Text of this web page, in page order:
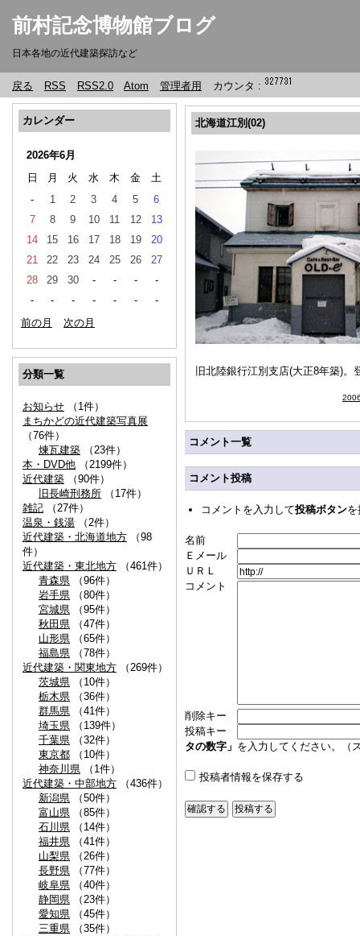
前村記念博物館ブログ
日本各地の近代建築探訪など
戻る RSS RSS2.0 Atom 管理者用 カウンタ :
カレンダー
2026年6月
日
月 火 水 木 金
土
-
1 2 3 4 5
6
7
8 9 10 11 12
13
14
15 16 17 18 19
20
21
22 23 24 25 26
27
28
29 30 - - -
-
-
- - - - -
-
前の月
次の月
分類一覧
お知らせ （1件）
まちかどの近代建築写真展
（76件）
煉瓦建築 （23件）
本・DVD他 （2199件）
近代建築 （90件）
旧長崎刑務所 （17件）
雑記 （27件）
温泉・銭湯 （2件）
近代建築・北海道地方 （98
件）
近代建築・東北地方 （461件）
青森県 （96件）
岩手県 （80件）
宮城県 （95件）
秋田県 （47件）
山形県 （65件）
福島県 （78件）
近代建築・関東地方 （269件）
茨城県 （10件）
栃木県 （36件）
群馬県 （41件）
埼玉県 （139件）
千葉県 （32件）
東京都 （10件）
神奈川県 （1件）
近代建築・中部地方 （436件）
新潟県 （50件）
富山県 （85件）
石川県 （14件）
福井県 （41件）
山梨県 （26件）
長野県 （77件）
岐阜県 （40件）
静岡県 （23件）
愛知県 （45件）
三重県 （35件）
北海道江別(02)
旧北陸銀行江別支店(大正8年築)。
コメント一覧
コメント投稿
コメントを入力して投稿ボタン
名前
Ｅメール
ＵＲＬ
コメント
削除キー
投稿キー
タの数字」 を入力してください。（
投稿者情報を保存する